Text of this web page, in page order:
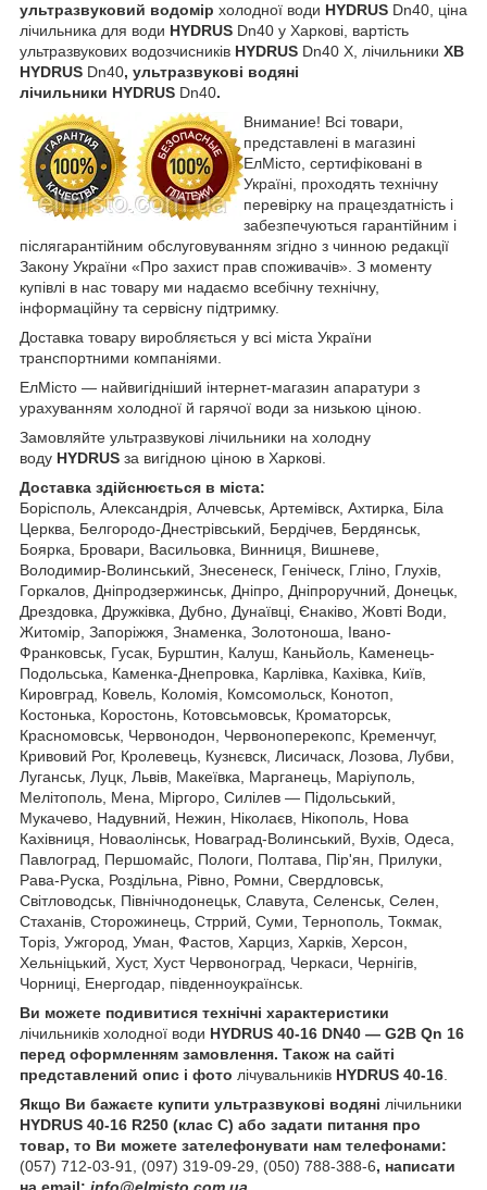
ультразвуковий водомір холодної води HYDRUS Dn40, ціна
лічильника для води HYDRUS Dn40 у Харкові, вартість
ультразвукових водозчисників HYDRUS Dn40 Х, лічильники ХВ
HYDRUS Dn40, ультразвукові водяні
лічильники HYDRUS Dn40.
Внимание! Всі товари,
представлені в магазині
ЕлМісто, сертифіковані в
Україні, проходять технічну
перевірку на працездатність і
забезпечуються гарантійним і
післягарантійним обслуговуванням згідно з чинною редакції
Закону України «Про захист прав споживачів». З моменту
купівлі в нас товару ми надаємо всебічну технічну,
інформаційну та сервісну підтримку.
Доставка товару виробляється у всі міста України
транспортними компаніями.
ЕлМісто — найвигідніший інтернет-магазин апаратури з
урахуванням холодної й гарячої води за низькою ціною.
Замовляйте ультразвукові лічильники на холодну
воду HYDRUS за вигідною ціною в Харкові.
Доставка здійснюється в міста:
Борісполь, Александрія, Алчевськ, Артемівск, Ахтирка, Біла
Церква, Белгородо-Днестрівський, Бердічев, Бердянськ,
Боярка, Бровари, Васильовка, Винниця, Вишневе,
Володимир-Волинський, Знесенеск, Геніческ, Гліно, Глухів,
Горкалов, Дніпродзержинськ, Дніпро, Дніпроручний, Донецьк,
Дрездовка, Дружківка, Дубно, Дунаївці, Єнаківо, Жовті Води,
Житомір, Запоріжжя, Знаменка, Золотоноша, Івано-
Франковськ, Гусак, Бурштин, Калуш, Каньйоль, Каменець-
Подольська, Каменка-Днепровка, Карлівка, Кахівка, Київ,
Кировград, Ковель, Коломія, Комсомольск, Конотоп,
Костонька, Коростонь, Котовсьмовськ, Кроматорськ,
Красномовськ, Червонодон, Червоноперекопс, Кременчуг,
Кривовий Рог, Кролевець, Кузнєвск, Лисичаск, Лозова, Лубви,
Луганськ, Луцк, Львів, Макеївка, Марганець, Маріуполь,
Мелітополь, Мена, Міргоро, Силілев ― Підольський,
Мукачево, Надувний, Нежин, Ніколаєв, Нікополь, Нова
Кахівниця, Новаолінськ, Новаград-Волинський, Вухів, Одеса,
Павлоград, Першомайс, Пологи, Полтава, Пір'ян, Прилуки,
Рава-Руска, Роздільна, Рівно, Ромни, Свердловськ,
Світловодськ, Північнодонецьк, Славута, Селенськ, Селен,
Стаханів, Сторожинець, Стррий, Суми, Тернополь, Токмак,
Торіз, Ужгород, Уман, Фастов, Харциз, Харків, Херсон,
Хельніцький, Хуст, Хуст Червоноград, Черкаси, Чернігів,
Чорниці, Енергодар, південноукраїнськ.
Ви можете подивитися технічні характеристики
лічильників холодної води HYDRUS 40-16 DN40 — G2B Qn 16
перед оформленням замовлення. Також на сайті
представлений опис і фото лічувальників HYDRUS 40-16.
Якщо Ви бажаєте купити ультразвукові водяні лічильники
HYDRUS 40-16 R250 (клас С) або задати питання про
товар, то Ви можете зателефонувати нам телефонами:
(057) 712-03-91, (097) 319-09-29, (050) 788-388-6, написати